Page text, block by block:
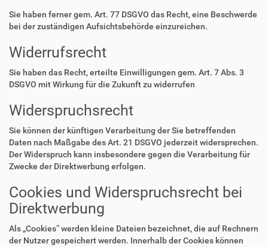
Sie haben ferner gem. Art. 77 DSGVO das Recht, eine Beschwerde
bei der zuständigen Aufsichtsbehörde einzureichen.
Widerrufsrecht
Sie haben das Recht, erteilte Einwilligungen gem. Art. 7 Abs. 3
DSGVO mit Wirkung für die Zukunft zu widerrufen
Widerspruchsrecht
Sie können der künftigen Verarbeitung der Sie betreffenden
Daten nach Maßgabe des Art. 21 DSGVO jederzeit widersprechen.
Der Widerspruch kann insbesondere gegen die Verarbeitung für
Zwecke der Direktwerbung erfolgen.
Cookies und Widerspruchsrecht bei
Direktwerbung
Als „Cookies“ werden kleine Dateien bezeichnet, die auf Rechnern
der Nutzer gespeichert werden. Innerhalb der Cookies können